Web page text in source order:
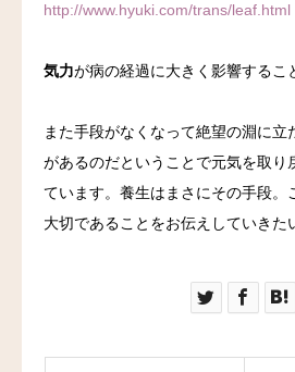
http://www.hyuki.com/trans/leaf.html
気力が病の経過に大きく影響するこ
また手段がなくなって絶望の淵に立
があるのだということで元気を取り
ています。養生はまさにその手段。
大切であることをお伝えしていきた
リンク
気診の学校